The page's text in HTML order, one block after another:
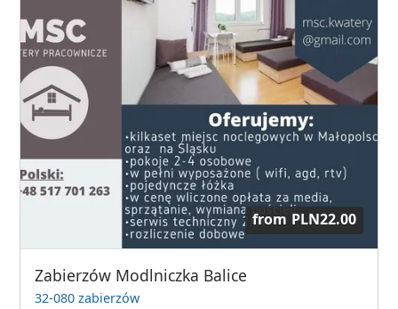
from PLN22.00
Zabierzów Modlniczka Balice
32-080 zabierzów